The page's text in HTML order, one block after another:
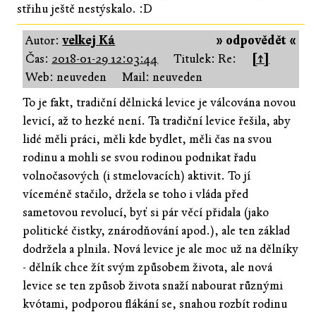
střihu ještě nestýskalo. :D
» odpovědět «
Autor:velkej Ká
Čas: 2018-01-29 12:03:44 Titulek: Re:
[↑]
Web: neuveden
Mail: neuveden
To je fakt, tradiční dělnická levice je válcována novou
levicí, až to hezké není. Ta tradiční levice řešila, aby
lidé měli práci, měli kde bydlet, měli čas na svou
rodinu a mohli se svou rodinou podnikat řadu
volnočasových (i stmelovacích) aktivit. To jí
víceméně stačilo, držela se toho i vláda před
sametovou revolucí, byť si pár věcí přidala (jako
politické čistky, znárodňování apod.), ale ten základ
dodržela a plnila. Nová levice je ale moc už na dělníky
- dělník chce žít svým způsobem života, ale nová
levice se ten způsob života snaží nabourat různými
kvótami, podporou flákání se, snahou rozbít rodinu